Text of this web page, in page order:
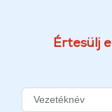
Értesülj